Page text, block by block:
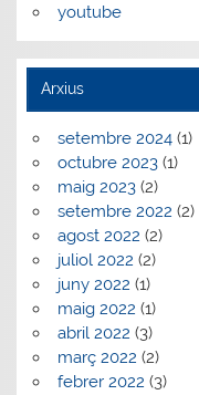
youtube
Arxius
setembre 2024(1)
octubre 2023(1)
maig 2023(2)
setembre 2022 (2)
agost 2022 (2)
juliol 2022 (2)
juny 2022 (1)
maig 2022 (1)
abril 2022 (3)
març 2022 (2)
febrer 2022 (3)